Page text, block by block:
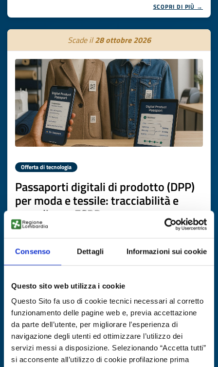
Consenso Dettagli Informazioni sui cookie
Questo sito web utilizza i cookie
Questo Sito fa uso di cookie tecnici necessari al corretto
funzionamento delle pagine web e, previa accettazione
da parte dell’utente, per migliorare l’esperienza di
navigazione degli utenti ed ottimizzare l’utilizzo dei
servizi messi a disposizione. Selezionando “Accetta tutti”
si acconsente all’utilizzo di cookie profilazione prima
SCOPRI DI PIÙ →
Scade il28 ottobre 2026
Offerta di tecnologia
Passaporti digitali di prodotto (DPP)
per moda e tessile: tracciabilità e
compliance ESPR
ID EEN: TOGB20251023009